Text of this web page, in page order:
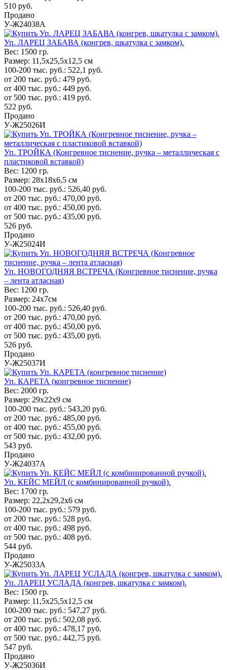
510 руб.
Продано
У-Ж24038А
Уп. ЛАРЕЦ ЗАБАВА (конгрев, шкатулка с замком).
Вес: 1500 гр.
Размер: 11,5х25,5х12,5 см
100-200 тыс. руб.: 522,1 руб.
от 200 тыс. руб.: 479 руб.
от 400 тыс. руб.: 449 руб.
от 500 тыс. руб.: 419 руб.
522 руб.
Продано
У-Ж25026И
Уп. ТРОЙКА (Конгревное тиснение, ручка – металлическая с
пластиковой вставкой)
Вес: 1200 гр.
Размер: 28х18х6,5 см
100-200 тыс. руб.: 526,40 руб.
от 200 тыс. руб.: 470,00 руб.
от 400 тыс. руб.: 450,00 руб.
от 500 тыс. руб.: 435,00 руб.
526 руб.
Продано
У-Ж25024И
Уп. НОВОГОДНЯЯ ВСТРЕЧА (Конгревное тиснение, ручка
– лента атласная)
Вес: 1200 гр.
Размер: 24х7см
100-200 тыс. руб.: 526,40 руб.
от 200 тыс. руб.: 470,00 руб.
от 400 тыс. руб.: 450,00 руб.
от 500 тыс. руб.: 435,00 руб.
526 руб.
Продано
У-Ж25037И
Уп. КАРЕТА (конгревное тиснение)
Вес: 2000 гр.
Размер: 29х22х9 см
100-200 тыс. руб.: 543,20 руб.
от 200 тыс. руб.: 485,00 руб.
от 400 тыс. руб.: 455,00 руб.
от 500 тыс. руб.: 432,00 руб.
543 руб.
Продано
У-Ж24037А
Уп. КЕЙС МЕЙЛ (с комбинированной ручкой).
Вес: 1700 гр.
Размер: 22,2х29,2х6 см
100-200 тыс. руб.: 579 руб.
от 200 тыс. руб.: 528 руб.
от 400 тыс. руб.: 498 руб.
от 500 тыс. руб.: 408 руб.
544 руб.
Продано
У-Ж25033А
Уп. ЛАРЕЦ УСЛАДА (конгрев, шкатулка с замком).
Вес: 1500 гр.
Размер: 11,5х25,5х12,5 см
100-200 тыс. руб.: 547,27 руб.
от 200 тыс. руб.: 502,08 руб.
от 400 тыс. руб.: 478,17 руб.
от 500 тыс. руб.: 442,75 руб.
547 руб.
Продано
У-Ж25036И